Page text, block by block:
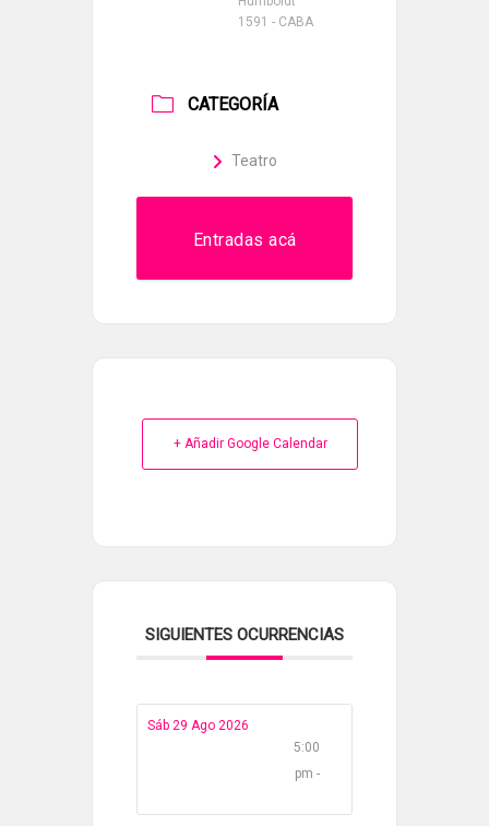
1591 - CABA
CATEGORÍA
Teatro
Entradas acá
+ Añadir Google Calendar
SIGUIENTES OCURRENCIAS
Sáb 29 Ago 2026
5:00
pm -